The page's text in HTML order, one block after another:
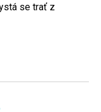
se trať z